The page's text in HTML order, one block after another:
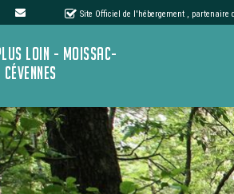
Site Officiel de l'hébergement , partenaire
LOIN - MOISSAC-